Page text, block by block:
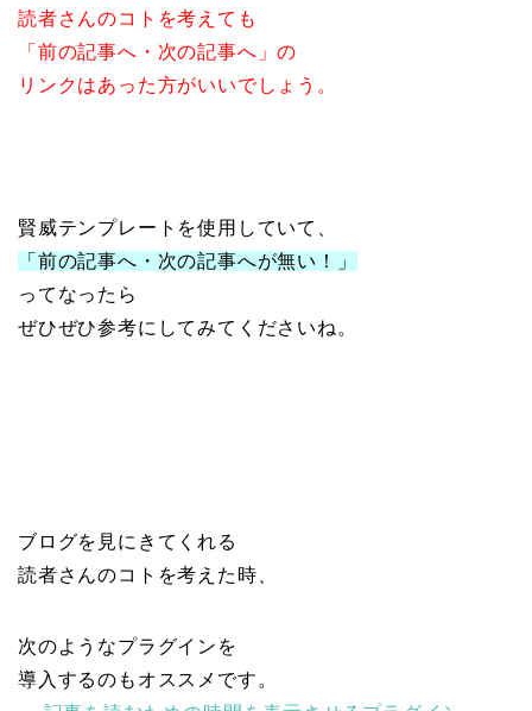
読者さんのコトを考えても
「前の記事へ・次の記事へ」の
リンクはあった方がいいでしょう。
賢威テンプレートを使用していて、
「前の記事へ・次の記事へが無い！」
ってなったら
ぜひぜひ参考にしてみてくださいね。
ブログを見にきてくれる
読者さんのコトを考えた時、
次のようなプラグインを
導入するのもオススメです。